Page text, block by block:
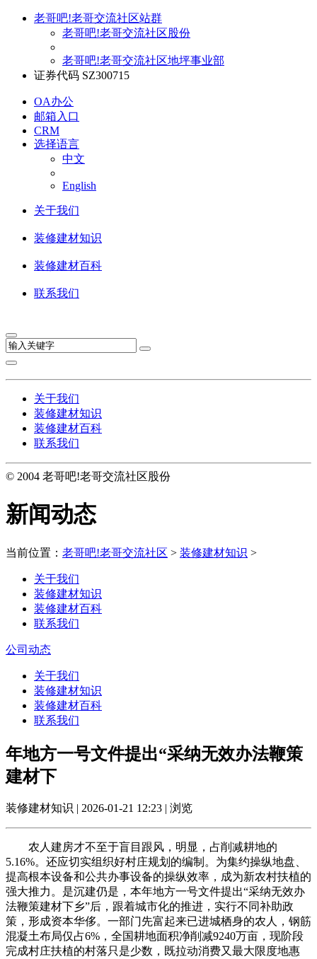
老哥吧!老哥交流社区站群
老哥吧!老哥交流社区股份
老哥吧!老哥交流社区地坪事业部
证券代码 SZ300715
OA办公
邮箱入口
CRM
选择语言
中文
English
关于我们
装修建材知识
装修建材百科
联系我们
关于我们
装修建材知识
装修建材百科
联系我们
© 2004 老哥吧!老哥交流社区股份
新闻动态
当前位置： 老哥吧!老哥交流社区 > 装修建材知识 >
关于我们
装修建材知识
装修建材百科
联系我们
公司动态
关于我们
装修建材知识
装修建材百科
联系我们
年地方一号文件提出“采纳无效办法鞭策
建材下
装修建材知识 | 2026-01-21 12:23 | 浏览
农人建房才不至于盲目跟风，明显，占削减耕地的
5.16%。还应切实组织好村庄规划的编制。为集约操纵地盘、
提高根本设备和公共办事设备的操纵效率，成为新农村扶植的
强大推力。是沉建仍是，本年地方一号文件提出“采纳无效办
法鞭策建材下乡”后，跟着城市化的推进，实行不同补助政
策，形成资本华侈。一部门先富起来已进城栖身的农人，钢筋
混凝土布局仅占6%，全国耕地面积净削减9240万亩，现阶段
完成村庄扶植的村落只是少数，既拉动消费又最大限度地惠